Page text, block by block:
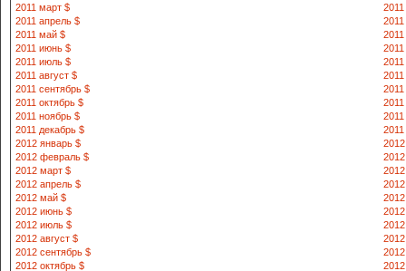
2011 март $
2011 апрель $
2011 май $
2011 июнь $
2011 июль $
2011 август $
2011
2011 сентябрь $
2011 октябрь $
2011 ноябрь $
2011 декабрь $
2012 январь $
2012 февраль $
2012 март $
2012 апрель $
2012 май $
2012 июнь $
2012 июль $
2012 август $
2012
2012 сентябрь $
2012 октябрь $